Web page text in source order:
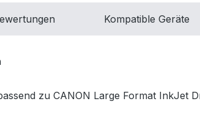
Kompatible Geräte
zu CANON Large Format InkJet